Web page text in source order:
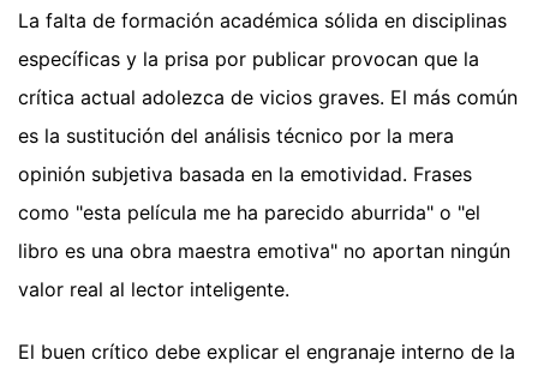
La falta de formación académica sólida en disciplinas
específicas y la prisa por publicar provocan que la
crítica actual adolezca de vicios graves. El más común
es la sustitución del análisis técnico por la mera
opinión subjetiva basada en la emotividad. Frases
como "esta película me ha parecido aburrida" o "el
libro es una obra maestra emotiva" no aportan ningún
valor real al lector inteligente.
El buen crítico debe explicar el engranaje interno de la